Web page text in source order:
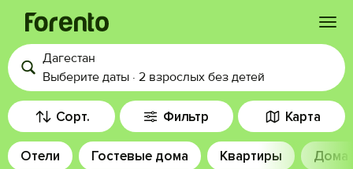
Войти
Избранное
История просмотра
Дагестан
Выберите даты · 2 взрослых без детей
Сорт. Фильтр Карта
Отели Гостевые дома Квартиры Дома